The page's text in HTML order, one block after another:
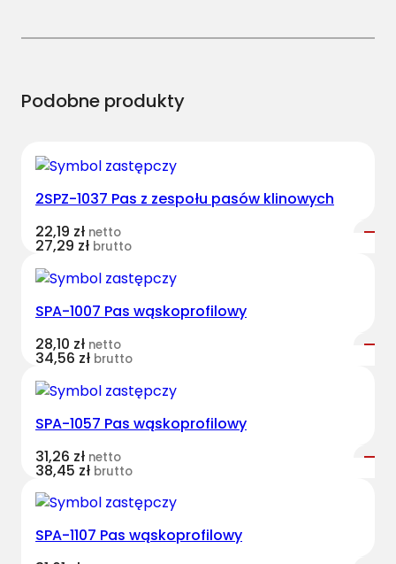
s
Podobne produkty
2SPZ-1037 Pas z zespołu pasów klinowych
22,19 zł netto
27,29 zł brutto
SPA-1007 Pas wąskoprofilowy
28,10 zł netto
34,56 zł brutto
SPA-1057 Pas wąskoprofilowy
31,26 zł netto
38,45 zł brutto
SPA-1107 Pas wąskoprofilowy